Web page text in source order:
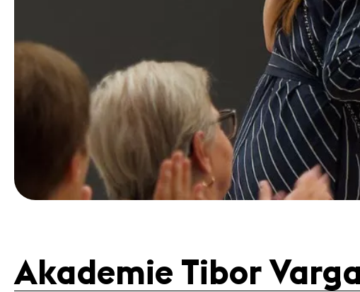
Impressum
Akademie Tibor